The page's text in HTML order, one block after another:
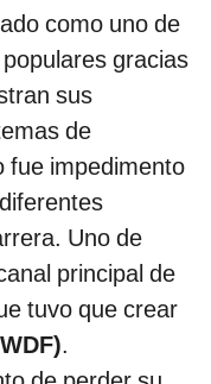
como uno de
gracias
sus
de
fue impedimento
Uno de
principal de
tuvo que crear
.